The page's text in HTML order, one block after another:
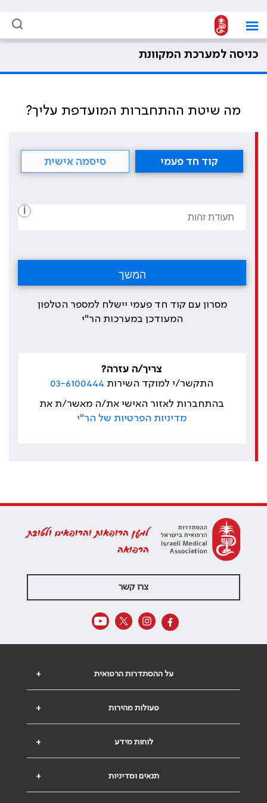
כניסה למערכת המקוונת
מה שיטת ההתחברות המועדפת עליך?
קוד חד פעמי סיסמה אישית
i
מסרון עם קוד חד פעמי יישלח למספר הטלפון
המעודכן במערכות הר"י
צריך/ה עזרה?
התקשר/י למוקד השירות 03-6100444
בהתחברות לאזור האישי את/ה מאשר/ת את
מדיניות הפרטיות של הר"י
למען הרופאות והרופאים ולטובת
הרפואה
צרו קשר
+ על ההסתדרות הרפואית
+ פעולות מהירות
+ לוחות מידע
+ תנאים ומדיניות